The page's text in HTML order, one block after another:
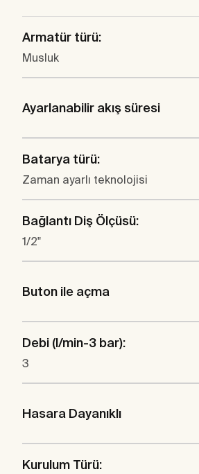
Armatür türü:
Musluk
Ayarlanabilir akış süresi
Batarya türü:
Zaman ayarlı teknolojisi
Bağlantı Diş Ölçüsü:
1/2"
Buton ile açma
Debi (l/min-3 bar):
3
Hasara Dayanıklı
Kurulum Türü: